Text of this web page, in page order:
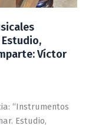
Víctor
“Instrumentos
Estudio,